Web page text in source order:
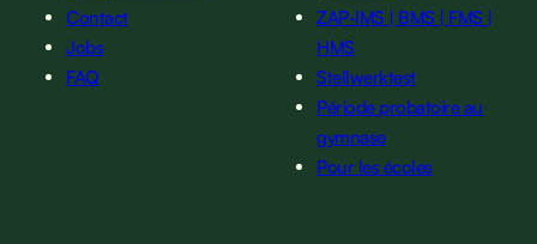
ZAP-IMS | BMS | FMS |
HMS
Stellwerktest
Période probatoire au
gymnase
Pour les écoles
Contact
Jobs
FAQ